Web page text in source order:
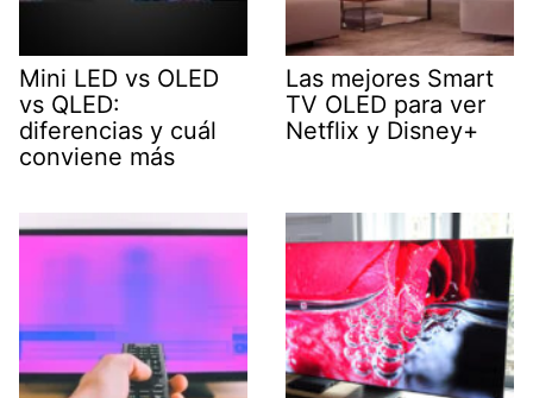
Mini LED vs OLED
vs QLED:
diferencias y cuál
conviene más
Las mejores Smart
TV OLED para ver
Netflix y Disney+